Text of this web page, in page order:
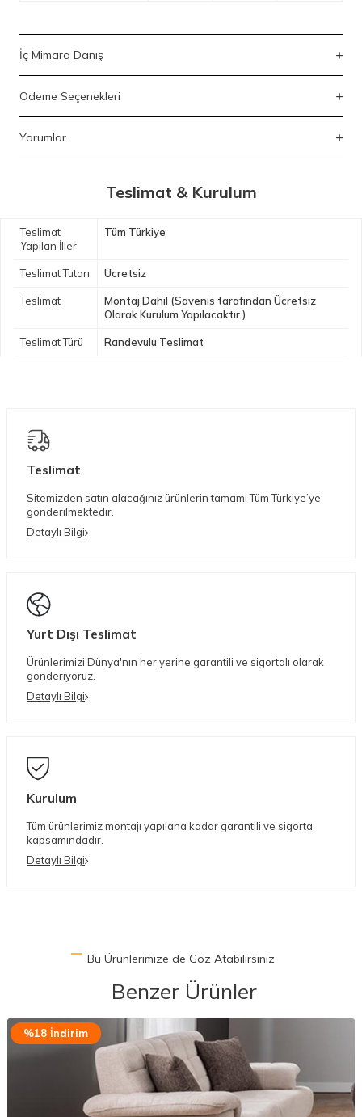
İç Mimara Danış
Ödeme Seçenekleri
Yorumlar
Teslimat & Kurulum
Teslimat
Yapılan İller
Tüm Türkiye
Teslimat Tutarı Ücretsiz
Teslimat
Montaj Dahil (Savenis tarafından Ücretsiz
Olarak Kurulum Yapılacaktır.)
Teslimat Türü Randevulu Teslimat
Teslimat
Sitemizden satın alacağınız ürünlerin tamamı Tüm Türkiye’ye
gönderilmektedir.
Detaylı Bilgi
Yurt Dışı Teslimat
Ürünlerimizi Dünya'nın her yerine garantili ve sigortalı olarak
gönderiyoruz.
Detaylı Bilgi
Kurulum
Tüm ürünlerimiz montajı yapılana kadar garantili ve sigorta
kapsamındadır.
Detaylı Bilgi
Bu Ürünlerimize de Göz Atabilirsiniz
Benzer Ürünler
%18 İndirim